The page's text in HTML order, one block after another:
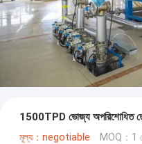
1500TPD ভোজ্য অপরিশোধিত তেল
মূল্য：negotiable MOQ：1